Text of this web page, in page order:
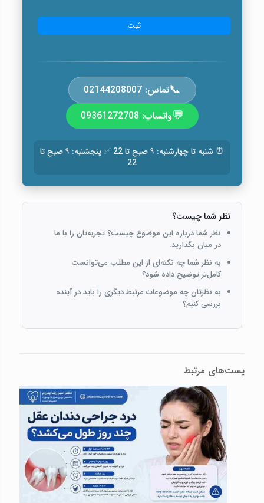
📞تماس: 02144208007
💬واتساپ: 09361272708
⏰ شنبه تا چهارشنبه: ۹ صبح تا 22 ✅ پنجشنبه: ۹ صبح تا
22
نظر شما چیست؟
نظر شما درباره این موضوع چیست؟ تجربه‌تان را با ما
در میان بگذارید.
به نظر شما چه نکته‌ای از این مطلب می‌توانست
کامل‌تر توضیح داده شود؟
به نظرتان چه موضوعات مرتبط دیگری را باید در آینده
بررسی کنیم؟
پست‌های مرتبط